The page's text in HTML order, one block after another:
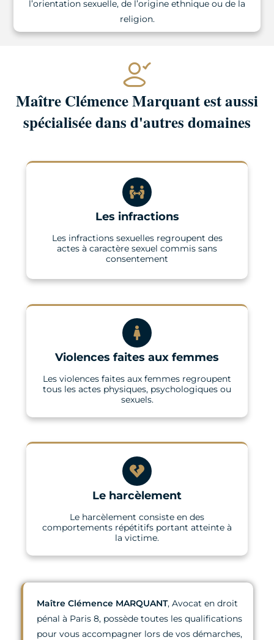
l’orientation sexuelle, de l’origine ethnique ou de la
religion.
Maître Clémence Marquant est aussi
spécialisée dans d'autres domaines
Les infractions
Les infractions sexuelles regroupent des
actes à caractère sexuel commis sans
consentement
Violences faites aux femmes
Les violences faites aux femmes regroupent
tous les actes physiques, psychologiques ou
sexuels.
Le harcèlement
Le harcèlement consiste en des
comportements répétitifs portant atteinte à
la victime.
Maître Clémence MARQUANT, Avocat en droit
pénal à Paris 8, possède toutes les qualifications
pour vous accompagner lors de vos démarches,